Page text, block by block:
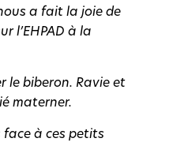
a fait la joie de
l’EHPAD à la
le biberon. Ravie et
materner.
face à ces petits